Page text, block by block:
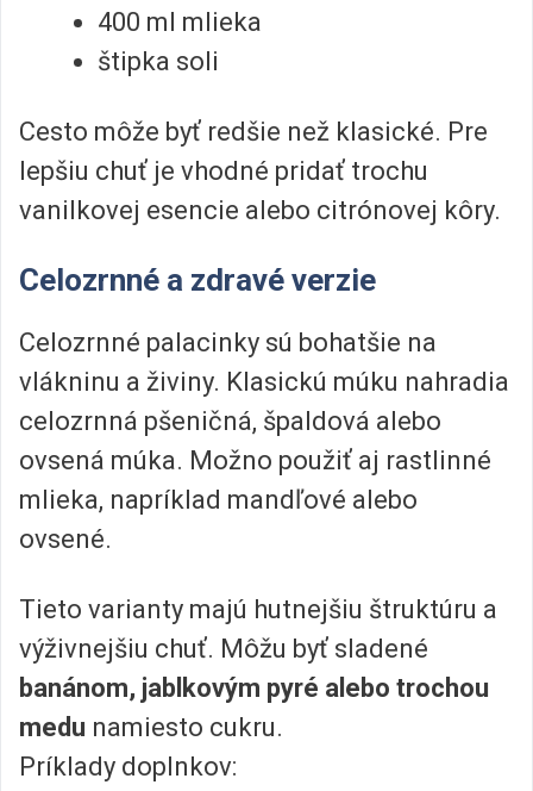
400 ml mlieka
štipka soli
Cesto môže byť redšie než klasické. Pre
lepšiu chuť je vhodné pridať trochu
vanilkovej esencie alebo citrónovej kôry.
Celozrnné a zdravé verzie
Celozrnné palacinky sú bohatšie na
vlákninu a živiny. Klasickú múku nahradia
celozrnná pšeničná, špaldová alebo
ovsená múka. Možno použiť aj rastlinné
mlieka, napríklad mandľové alebo
ovsené.
Tieto varianty majú hutnejšiu štruktúru a
výživnejšiu chuť. Môžu byť sladené
banánom, jablkovým pyré alebo trochou
medu namiesto cukru.
Príklady doplnkov: